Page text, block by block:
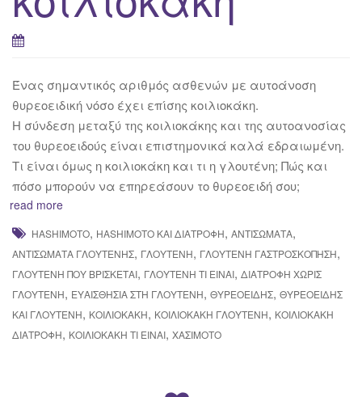
Ένας σημαντικός αριθμός ασθενών με αυτοάνοση
θυρεοειδική νόσο έχει επίσης κοιλιοκάκη.
Η σύνδεση μεταξύ της κοιλιοκάκης και της αυτοανοσίας
του θυρεοειδούς είναι επιστημονικά καλά εδραιωμένη.
Τι είναι όμως η κοιλιοκάκη και τι η γλουτένη; Πώς και
πόσο μπορούν να επηρεάσουν το θυρεοειδή σου;
read more
HASHIMOTO, HASHIMOTO ΚΑΙ ΔΙΑΤΡΟΦΉ, ΑΝΤΙΣΏΜΑΤΑ,
ΑΝΤΙΣΏΜΑΤΑ ΓΛΟΥΤΈΝΗΣ, ΓΛΟΥΤΈΝΗ, ΓΛΟΥΤΈΝΗ ΓΑΣΤΡΟΣΚΌΠΗΣΗ,
ΓΛΟΥΤΈΝΗ ΠΟΎ ΒΡΊΣΚΕΤΑΙ, ΓΛΟΥΤΈΝΗ ΤΙ ΕΊΝΑΙ, ΔΙΑΤΡΟΦΉ ΧΩΡΊΣ
ΓΛΟΥΤΈΝΗ, ΕΥΑΙΣΘΗΣΊΑ ΣΤΗ ΓΛΟΥΤΈΝΗ, ΘΥΡΕΟΕΙΔΉΣ, ΘΥΡΕΟΕΙΔΉΣ
ΚΑΙ ΓΛΟΥΤΈΝΗ, ΚΟΙΛΙΟΚΆΚΗ, ΚΟΙΛΙΟΚΆΚΗ ΓΛΟΥΤΈΝΗ, ΚΟΙΛΙΟΚΆΚΗ
ΔΙΑΤΡΟΦΉ, ΚΟΙΛΙΟΚΆΚΗ ΤΙ ΕΊΝΑΙ, ΧΑΣΙΜΌΤΟ